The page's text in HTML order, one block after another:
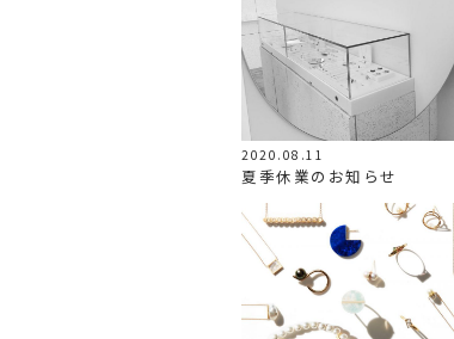
2020.08.11
夏季休業のお知らせ